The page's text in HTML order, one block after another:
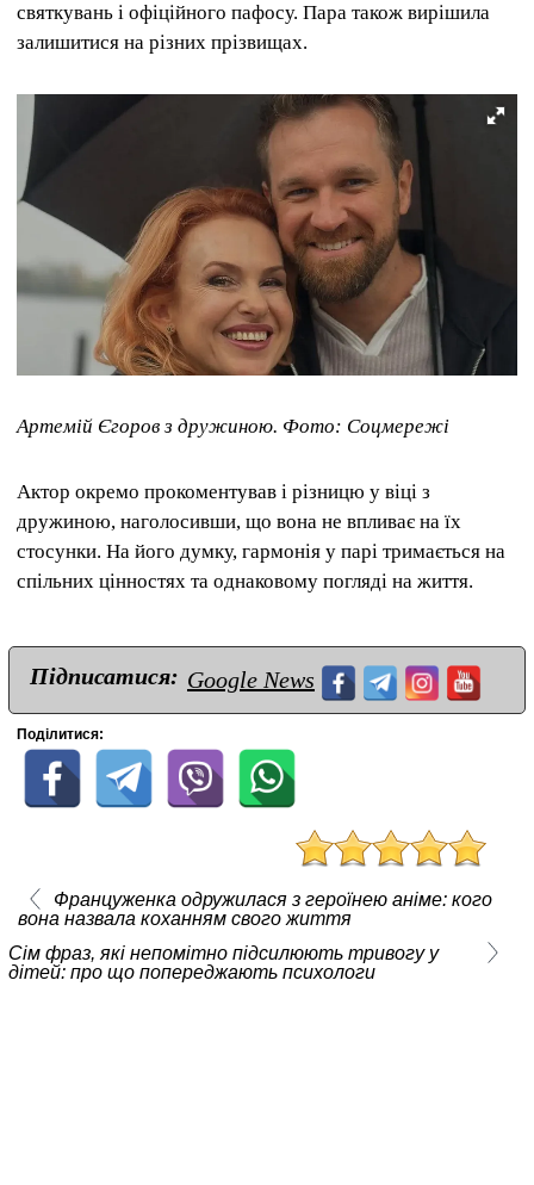
святкувань і офіційного пафосу. Пара також вирішила
залишитися на різних прізвищах.
Артемій Єгоров з дружиною. Фото: Соцмережі
Актор окремо прокоментував і різницю у віці з
дружиною, наголосивши, що вона не впливає на їх
стосунки. На його думку, гармонія у парі тримається на
спільних цінностях та однаковому погляді на життя.
Підписатися: Google News
Поділитися:
Француженка одружилася з героїнею аніме: кого
вона назвала коханням свого життя
Сім фраз, які непомітно підсилюють тривогу у
дітей: про що попереджають психологи